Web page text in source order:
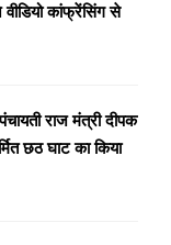
कांफ्रेंसिंग से
राज मंत्री दीपक
छठ घाट का किया